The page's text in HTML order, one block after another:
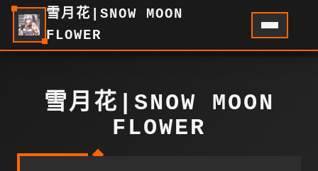
雪月花|SNOW MOON
FLOWER
雪月花|SNOW MOON
FLOWER